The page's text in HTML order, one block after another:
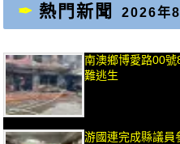
熱門新聞 2026年8
南澳鄉博愛路00
難逃生
游國連完成縣議